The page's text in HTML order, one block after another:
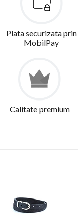
Plata securizata prin
MobilPay
Calitate premium